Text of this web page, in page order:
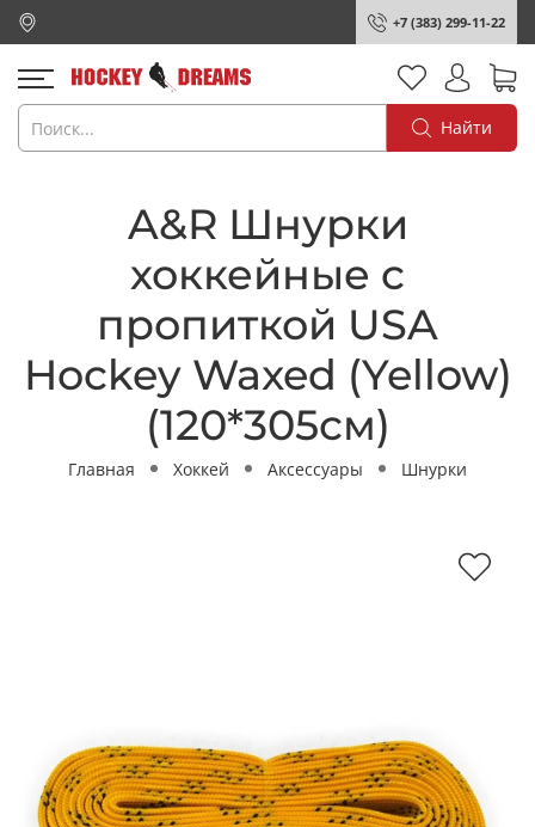
+7 (383) 299-11-22
Найти
A&R Шнурки
хоккейные c
пропиткой USA
Hockey Waxed (Yellow)
(120*305см)
Главная Хоккей Аксессуары Шнурки